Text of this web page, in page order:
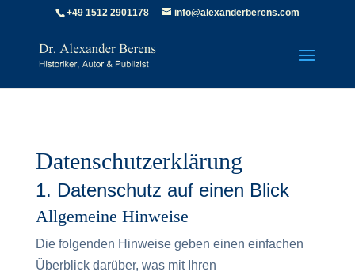
‪+49 1512 2901178‬ info@alexanderberens.com
Datenschutz­erklärung
1. Datenschutz auf einen Blick
Allgemeine Hinweise
Die folgenden Hinweise geben einen einfachen
Überblick darüber, was mit Ihren